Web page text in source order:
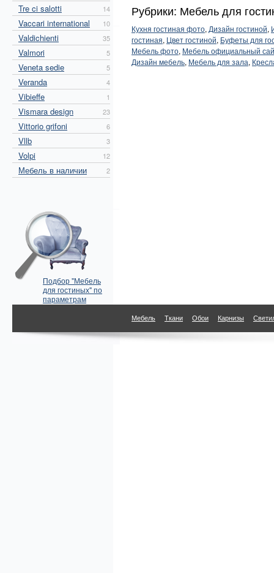
Tre ci salotti 14
Vaccari international 10
Valdichienti 35
Valmori 5
Veneta sedie 5
Veranda 4
Vibieffe 1
Vismara design 23
Vittorio grifoni 6
Vllb 3
Volpi 12
Мебель в наличии 2
Подбор "Мебель
для гостиных" по
параметрам
Рубрики: Мебель для
Кухня гостиная фото, Дизайн гостиной,
гостиная, Цвет гостиной, Буфеты для
Мебель фото, Мебель официальный
Дизайн мебель, Мебель для зала,
Мебель Ткани Обои Карнизы